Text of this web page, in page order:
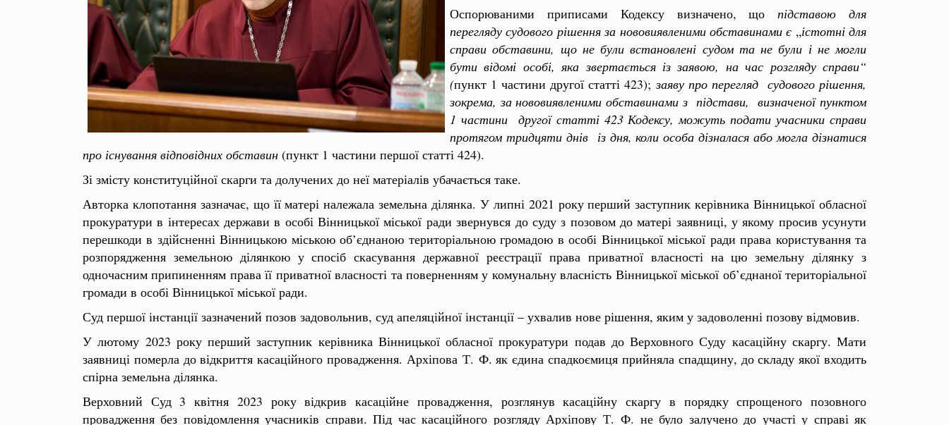
Оспорюваними приписами Кодексу визначено, що підставою для
перегляду судового рішення за нововиявленими обставинами є „істотні для
справи обставини, що не були встановлені судом та небули і не могли
бути відомі особі, яка звертається із заявою, на час розгляду справи“
(пункт 1 частини другої статті 423);заяву про перегляд судового рішення,
зокрема, за нововиявленими обставинами з підстави, визначеної пунктом
1 частини другої статті 423 Кодексу, можуть подати учасники справи
протягом тридцяти днів із дня, коли особа дізналася або могла дізнатися
про існування відповідних обставин (пункт 1 частини першої статті 424).
Зі змісту конституційної скарги та долучених до неї матеріалів убачається таке.
Авторка клопотання зазначає, що її матері належала земельна ділянка. У липні 2021 року перший заступник керівника Вінницької обласної
прокуратури в інтересах держави в особі Вінницької міської ради звернувся до суду з позовом до матері заявниці, у якому просив усунути
перешкоди в здійсненні Вінницькою міською об’єднаною територіальною громадою в особі Вінницької міської ради права користування та
розпорядження земельною ділянкою у спосіб скасування державної реєстрації права приватної власності на цю земельну ділянку з
одночасним припиненням права її приватної власності та поверненням у комунальну власність Вінницької міської об’єднаної територіальної
громади в особі Вінницької міської ради.
Суд першої інстанції зазначений позов задовольнив, суд апеляційної інстанції – ухвалив нове рішення, яким у задоволенні позову відмовив.
У лютому 2023 року перший заступник керівника Вінницької обласної прокуратури подав до Верховного Суду касаційну скаргу. Мати
заявниці померла до відкриття касаційного провадження. Архіпова Т. Ф. як єдина спадкоємиця прийняла спадщину, до складу якої входить
спірна земельна ділянка.
Верховний Суд 3 квітня 2023 року відкрив касаційне провадження, розглянув касаційну скаргу в порядку спрощеного позовного
провадження без повідомлення учасників справи. Під час касаційного розгляду Архіпову Т. Ф. не було залучено до участі у справі як